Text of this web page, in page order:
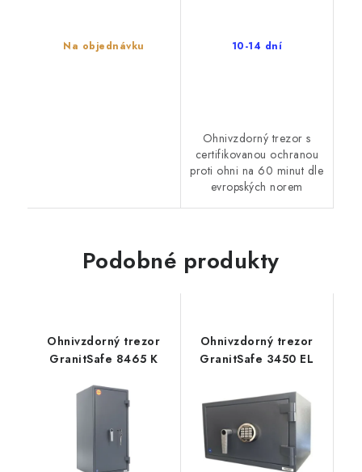
Na objednávku 10-14 dní
Ohnivzdorný trezor s
certifikovanou ochranou
proti ohni na 60 minut dle
evropských norem
Podobné produkty
Ohnivzdorný trezor
GranitSafe 8465 K
Ohnivzdorný trezor
GranitSafe 3450 EL